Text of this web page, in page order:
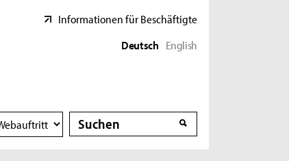
Informationen für Beschäftigte
Deutsch English
Suche
Suche